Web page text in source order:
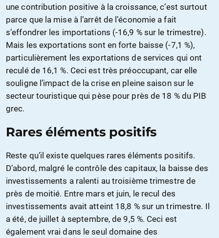
une contribution positive à la croissance, c’est surtout
parce que la mise à l’arrêt de l’économie a fait
s’effondrer les importations (-16,9 % sur le trimestre).
Mais les exportations sont en forte baisse (-7,1 %),
particulièrement les exportations de services qui ont
reculé de 16,1 %. Ceci est très préoccupant, car elle
souligne l’impact de la crise en pleine saison sur le
secteur touristique qui pèse pour près de 18 % du PIB
grec.
Rares éléments positifs
Reste qu’il existe quelques rares éléments positifs.
D’abord, malgré le contrôle des capitaux, la baisse des
investissements a ralenti au troisième trimestre de
près de moitié. Entre mars et juin, le recul des
investissements avait atteint 18,8 % sur un trimestre. Il
a été, de juillet à septembre, de 9,5 %. Ceci est
également vrai dans le seul domaine des